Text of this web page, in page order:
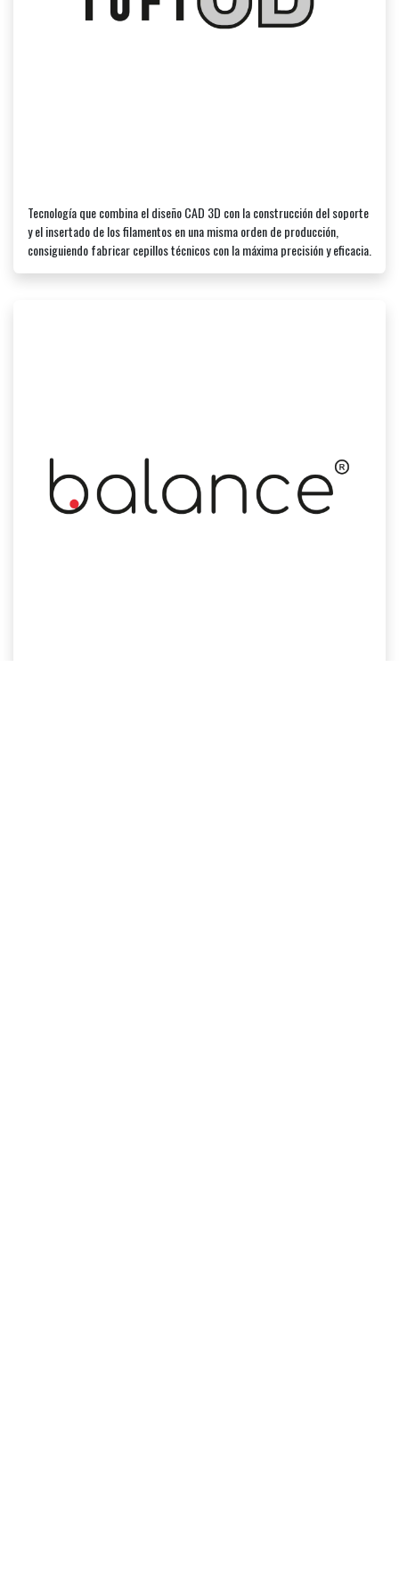
Tecnología que combina el diseño CAD 3D con la construcción del soporte
y el insertado de los filamentos en una misma orden de producción,
consiguiendo fabricar cepillos técnicos con la máxima precisión y eficacia.